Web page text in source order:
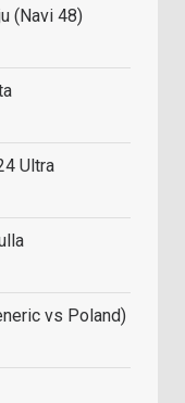
(Navi 48)
Ultra
vs Poland)